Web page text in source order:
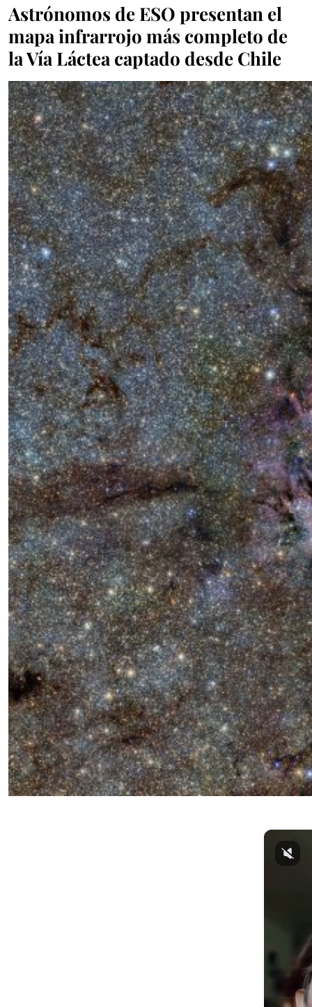
Astrónomos de ESO presentan el
mapa infrarrojo más completo de
la Vía Láctea captado desde Chile